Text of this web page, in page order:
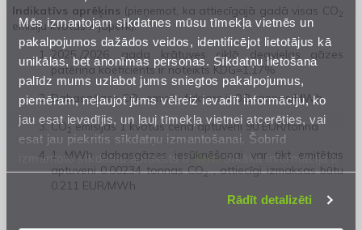
Mēs izmantojam sīkdatnes mūsu tīmekļa vietnēs un
pakalpojumos dažādos veidos, identificējot lietotājus kā
unikālas, bet anonīmas personas. Sīkdatņu lietošana
palīdz mums uzlabot jums sniegtos pakalpojumus,
piemēram, neļaujot jums vēlreiz ievadīt informāciju, ko
jau esat ievadījis, un ļauj tīmekļa vietnei atcerēties, vai
esat jau piekritis sīkdatņu izmantošanai. Šobrīd
izmantoto sīkdatņu apraksts iršeit. Sīkāka informācija ir
mūsuPrivātuma atrunā.
Rādīt detalizēti
Indikatīvs aprēķins (pieņemot, ka attiecīgajā gadā visas CO 2
emisiju kvotas ir jāpērk):
2025./2026. gada krātuves ciklā degvielas gāzes
patēriņa koeficients ir noteikts KDG=1,17%
Dabasgāzes CO2emisiju faktors ir 0.2 tonnas/MWh
CO 2emisijas 1 kvotas cena aptuveni 90 EUR/tonna
1 MWh dabasgāzes iesūknēšanai var tikt emitētas
aptuveni 0.00234 tonnas CO2, attiecīgi izmaksas būtu
0.211 EUR/MWh